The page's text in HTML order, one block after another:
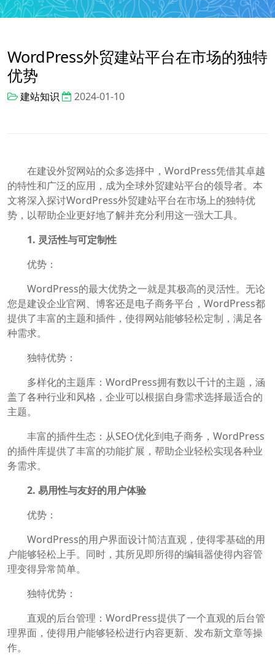
WordPress外贸建站平台在市场的独特
优势
建站知识 2024-01-10
在建设外贸网站的众多选择中，WordPress凭借其卓越
的特性和广泛的应用，成为全球外贸建站平台的领导者。本
文将深入探讨WordPress外贸建站平台在市场上的独特优
势，以帮助企业更好地了解并充分利用这一强大工具。
1. 灵活性与可定制性
优势：
WordPress的最大优势之一就是其极高的灵活性。无论
您是建设企业官网、博客还是电子商务平台，WordPress都
提供了丰富的主题和插件，使得网站能够轻松定制，满足各
种需求。
独特优势：
多样化的主题库：WordPress拥有数以千计的主题，涵
盖了各种行业和风格，企业可以根据自身需求选择最适合的
主题。
丰富的插件生态：从SEO优化到电子商务，WordPress
的插件库提供了丰富的功能扩展，帮助企业轻松实现各种业
务需求。
2. 易用性与友好的用户体验
优势：
WordPress的用户界面设计简洁直观，使得零基础的用
户能够轻松上手。同时，其所见即所得的编辑器使得内容管
理变得异常简单。
独特优势：
直观的后台管理：WordPress提供了一个直观的后台管
理界面，使得用户能够轻松进行内容更新、发布新文章等操
作。